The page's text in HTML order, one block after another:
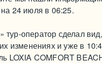
24 июля в 06:25.
оператор сделал
изменениях и уже в
LOXIA COMFORT